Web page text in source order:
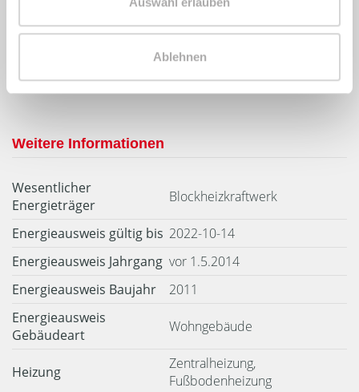
Ablehnen
Endenergiebedarf
Weitere Informationen
Wesentlicher
Energieträger
Blockheizkraftwerk
Energieausweis gültig bis 2022-10-14
Energieausweis Jahrgang vor 1.5.2014
Energieausweis Baujahr
2011
Energieausweis
Gebäudeart
Wohngebäude
Heizung
Zentralheizung,
Fußbodenheizung